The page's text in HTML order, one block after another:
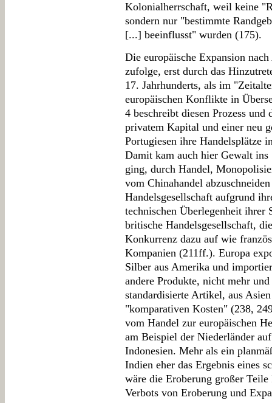
Kolonialherrschaft, weil keine
sondern nur "bestimmte
[...] beeinflusst" wurden (175).
Die europäische Expansion
zufolge, erst durch das
17. Jahrhunderts, als im
europäischen Konflikte in
4 beschreibt diesen Prozess
privatem Kapital und einer neu
Portugiesen ihre Handelsplätze
Damit kam auch hier Gewalt
ging, durch Handel,
vom Chinahandel
Handelsgesellschaft aufgrund
technischen Überlegenheit ihrer
britische Handelsgesellschaft,
Konkurrenz dazu auf wie
Kompanien (211ff.). Europa
Silber aus Amerika und
andere Produkte, nicht mehr
standardisierte Artikel, aus
"komparativen Kosten" (238,
vom Handel zur europäischen
am Beispiel der Niederländer
Indonesien. Mehr als ein
Indien eher das Ergebnis eines
wäre die Eroberung großer
Verbots von Eroberung und